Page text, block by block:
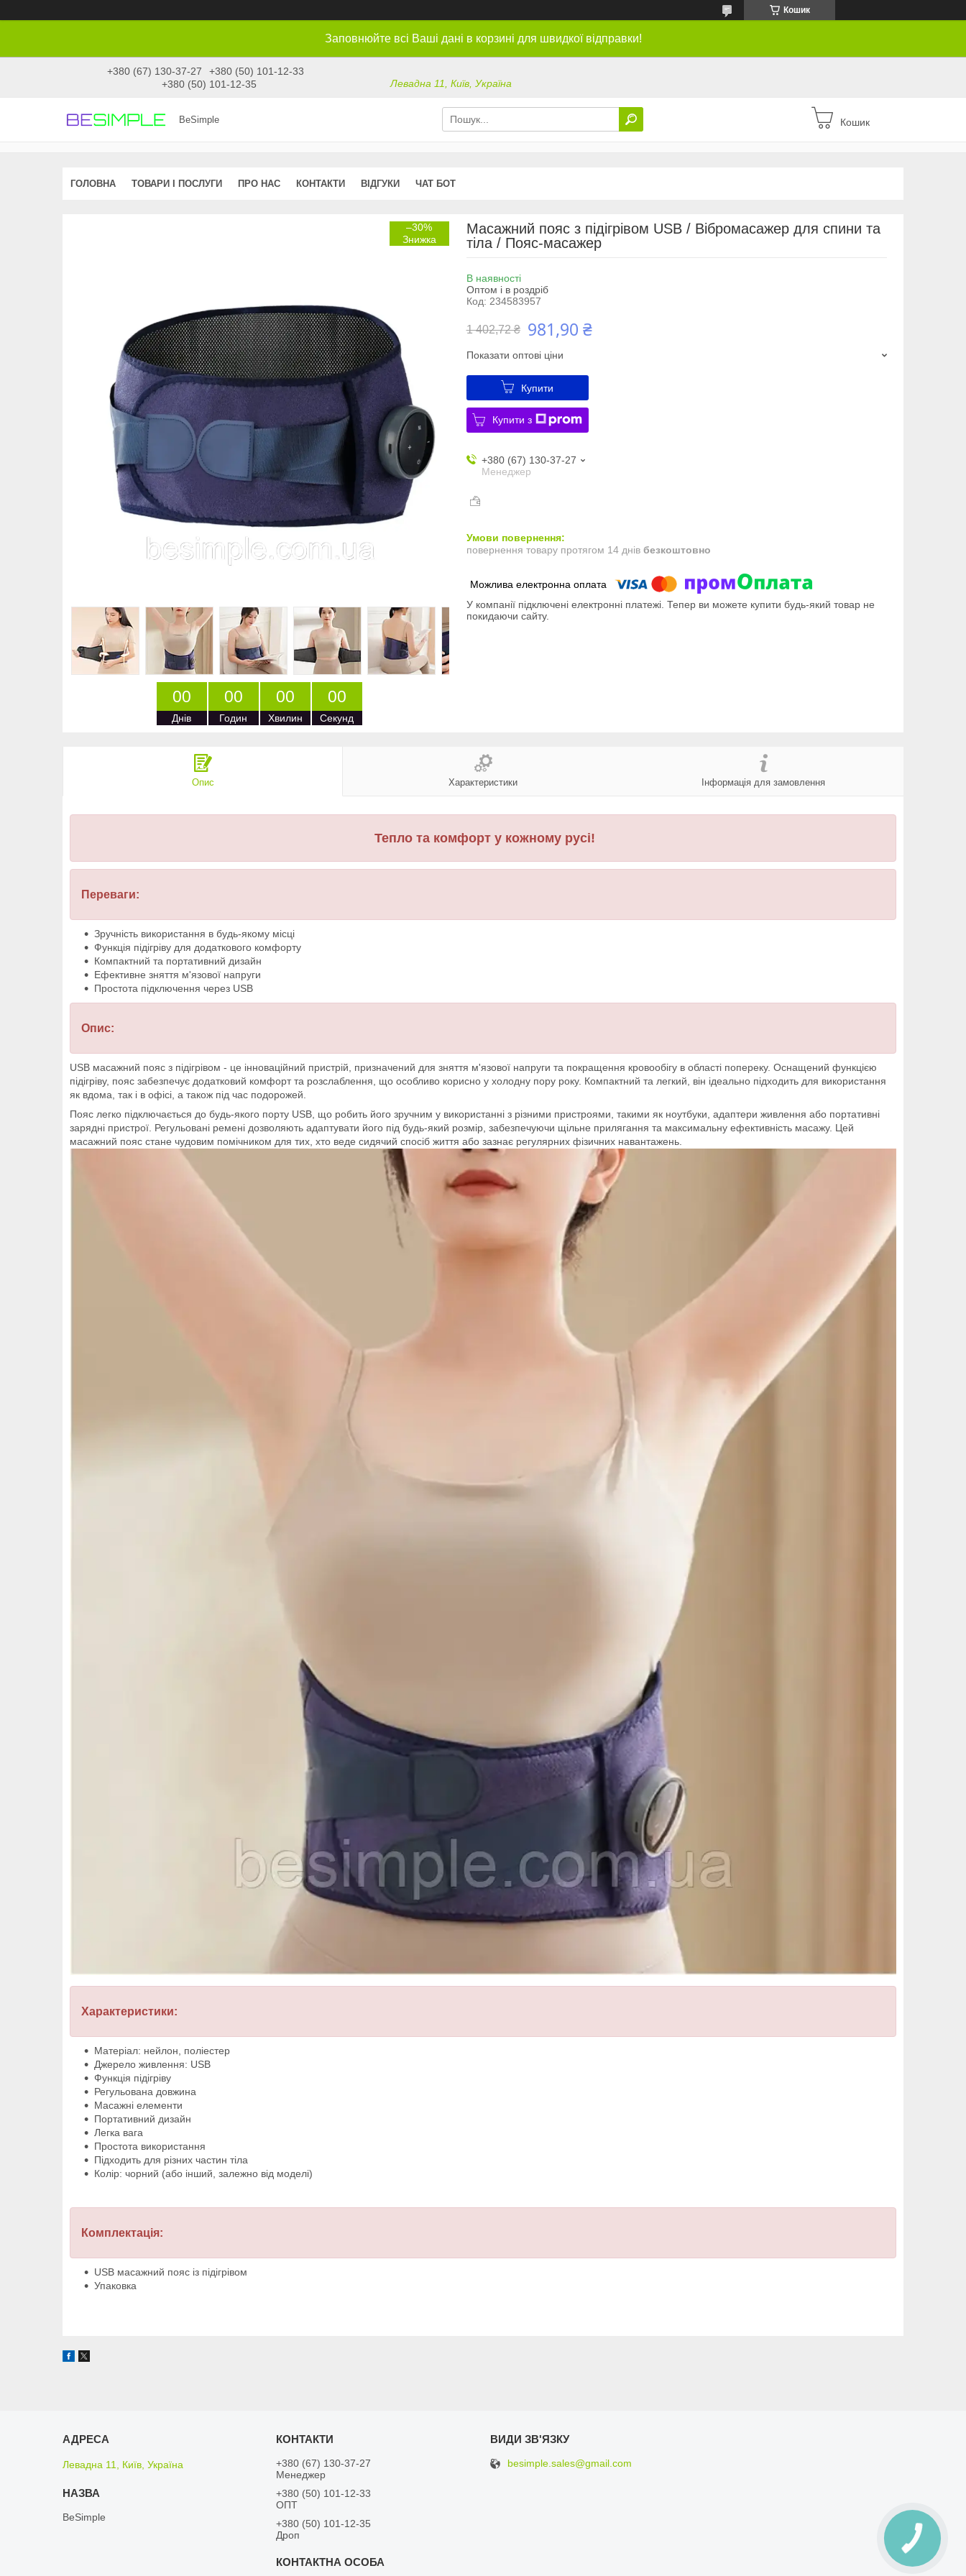
Кошик
Заповнюйте всі Ваші дані в корзині для швидкої відправки!
+380 (67) 130-37-27
+380 (50) 101-12-33
+380 (50) 101-12-35
Левадна 11, Київ, Україна
BeSimple Кошик
ГОЛОВНА ТОВАРИ І ПОСЛУГИ ПРО НАС КОНТАКТИ ВІДГУКИ ЧАТ БОТ
–30%
00
Днів
00
Годин
00
Хвилин
00
Секунд
Масажний пояс з підігрівом USB / Вібромасажер для спини та
тіла / Пояс-масажер
В наявності
Оптом і в роздріб
Код: 234583957
1 402,72 ₴ 981,90 ₴
Показати оптові ціни
Купити
Купити з
+380 (67) 130-37-27
Менеджер
повернення товару протягом 14 днів безкоштовно
У компанії підключені електронні платежі. Тепер ви можете купити будь-який товар не
покидаючи сайту.
Опис Характеристики Інформація для замовлення
Тепло та комфорт у кожному русі!
Переваги:
Зручність використання в будь-якому місці
Функція підігріву для додаткового комфорту
Компактний та портативний дизайн
Ефективне зняття м'язової напруги
Простота підключення через USB
Опис:
USB масажний пояс з підігрівом - це інноваційний пристрій, призначений для зняття м'язової напруги та покращення кровообігу в області попереку. Оснащений функцією
підігріву, пояс забезпечує додатковий комфорт та розслаблення, що особливо корисно у холодну пору року. Компактний та легкий, він ідеально підходить для використання
як вдома, так і в офісі, а також під час подорожей.
Пояс легко підключається до будь-якого порту USB, що робить його зручним у використанні з різними пристроями, такими як ноутбуки, адаптери живлення або портативні
зарядні пристрої. Регульовані ремені дозволяють адаптувати його під будь-який розмір, забезпечуючи щільне прилягання та максимальну ефективність масажу. Цей
масажний пояс стане чудовим помічником для тих, хто веде сидячий спосіб життя або зазнає регулярних фізичних навантажень.
Характеристики:
Матеріал: нейлон, поліестер
Джерело живлення: USB
Функція підігріву
Регульована довжина
Масажні елементи
Портативний дизайн
Легка вага
Простота використання
Підходить для різних частин тіла
Колір: чорний (або інший, залежно від моделі)
Комплектація:
USB масажний пояс із підігрівом
Упаковка
Левадна 11, Київ, Україна
BeSimple
+380 (67) 130-37-27
Менеджер
+380 (50) 101-12-33
ОПТ
+380 (50) 101-12-35
Дроп
besimple.sales@gmail.com